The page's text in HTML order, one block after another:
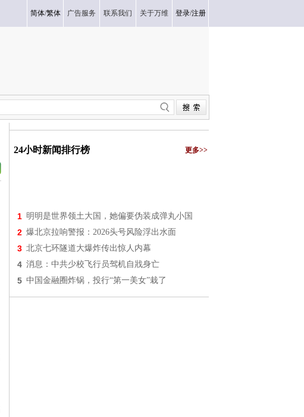
简体/繁体 广告服务 联系我们 关于万维 登录/注册
24小时新闻排行榜 更多>>
1 明明是世界领土大国，她偏要伪装成弹丸小国
2 爆北京拉响警报：2026头号风险浮出水面
3 北京七环隧道大爆炸传出惊人内幕
4 消息：中共少校飞行员驾机自戕身亡
5 中国金融圈炸锅，投行“第一美女”栽了